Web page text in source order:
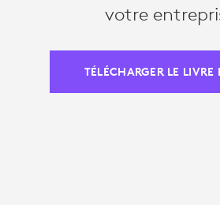
votre
TÉLÉCHARGER LE LIVRE